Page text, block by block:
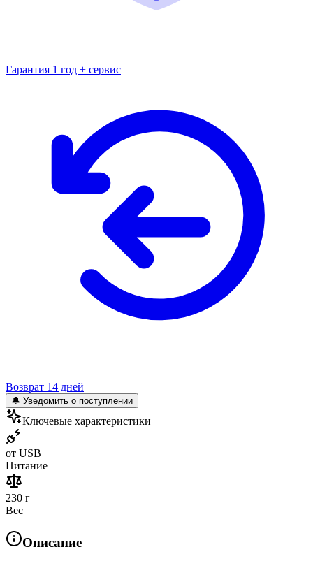
Гарантия 1 год + сервис
Возврат 14 дней
🔔 Уведомить о поступлении
Ключевые характеристики
от USB
Питание
230 г
Вес
Описание